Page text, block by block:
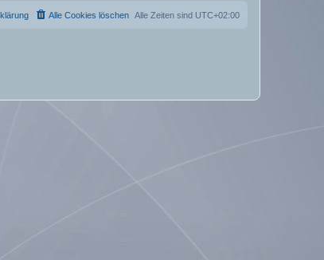
Alle Zeiten sind UTC+02:00
Alle Cookies löschen